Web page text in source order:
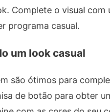
Complete o visual
programa casual.
um look casual
são ótimos para
de botão para obter